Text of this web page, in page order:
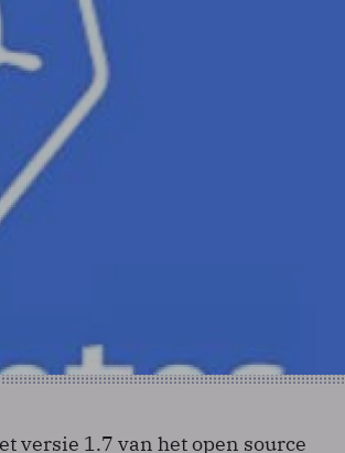
versie 1.7 van het open source